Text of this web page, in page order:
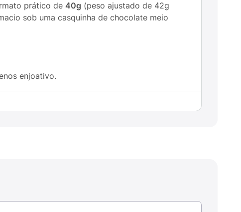
prático de 40g (peso ajustado de 42g
sob uma casquinha de chocolate meio
enjoativo.
amendoim.